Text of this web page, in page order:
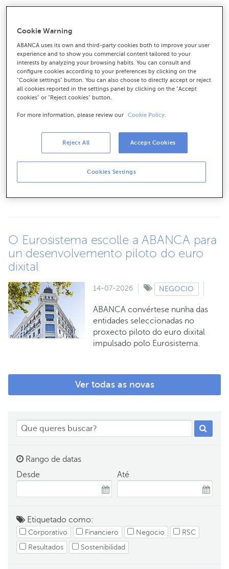
3,7% máis ca no exercicio anterior.
A Romaría Internacional de ABANCA
celebra o seu décimo aniversario en
CORPORATIVO
ABANCA celebrou hoxe a décima
edición da súa Romaría
Internacional no Mosteiro de San
O Eurosistema escolle a ABANCA para
un desenvolvemento piloto do euro
dixital
14-07-2026 NEGOCIO
ABANCA convértese nunha das
entidades seleccionadas no
proxecto piloto do euro dixital
impulsado polo Eurosistema.
Ver todas as novas
Rango de datas
Desde
Até
Etiquetado como:
Corporativo Financiero Negocio
RSC
Resultados
Sostenibilidad
Cookie Warning
ABANCA uses its own and third-party cookies both to improve your user
experience and to show you commercial content tailored to your
interests by analyzing your browsing habits. You can consult and
configure cookies according to your preferences by clicking on the
"Cookie settings" button. You can also choose to directly accept or reject
all cookies reported in the settings panel by clicking on the "Accept
cookies" or "Reject cookies" button.
For more information, please review our Cookie Policy.
Cookies Settings
Reject All Accept Cookies